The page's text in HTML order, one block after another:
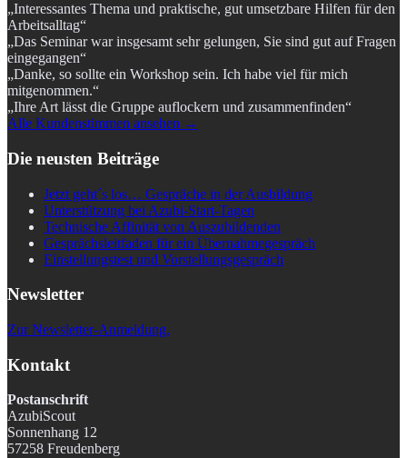
„Interessantes Thema und praktische, gut umsetzbare Hilfen für den
Arbeitsalltag“
„Das Seminar war insgesamt sehr gelungen, Sie sind gut auf Fragen
eingegangen“
„Danke, so sollte ein Workshop sein. Ich habe viel für mich
mitgenommen.“
„Ihre Art lässt die Gruppe auflockern und zusammenfinden“
Alle Kundenstimmen ansehen →
Die neusten Beiträge
Jetzt geht´s los… Gespräche in der Ausbildung
Unterstützung bei Azubi-Start-Tagen
Technische Affinität von Auszubildenden
Gesprächsleitfaden für ein Übernahmegespräch
Einstellungstest und Vorstellungsgespräch
Newsletter
Zur Newsletter-Anmeldung.
Kontakt
Postanschrift
AzubiScout
Sonnenhang 12
57258 Freudenberg